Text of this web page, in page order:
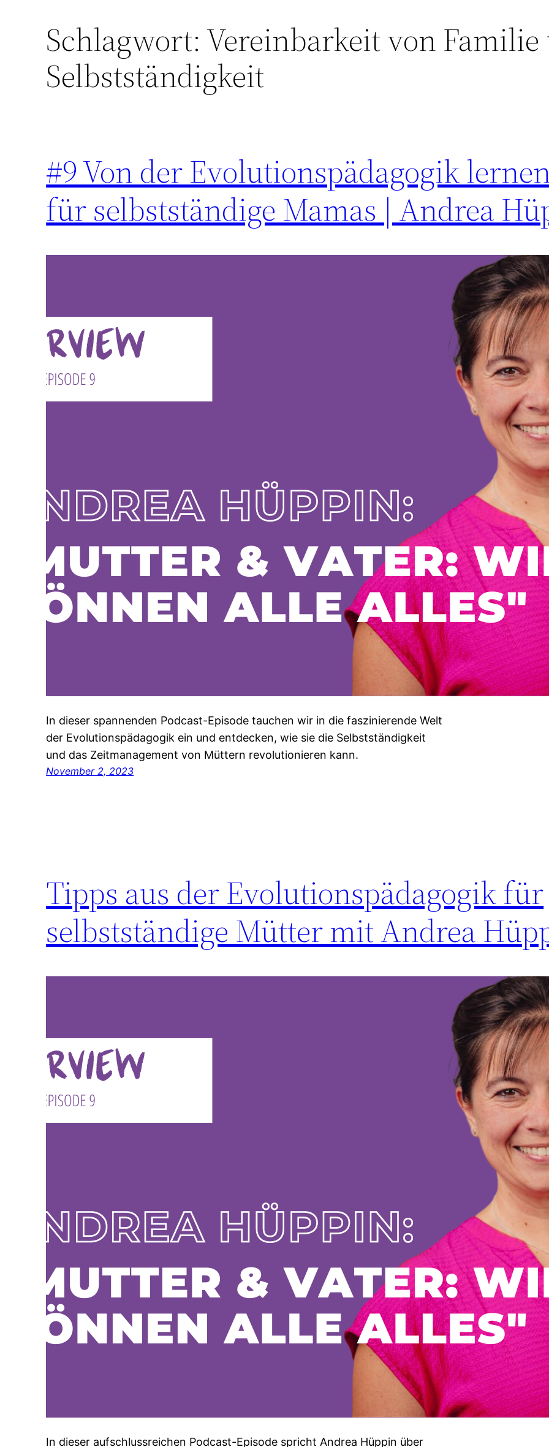
springen
Schlagwort: Vereinbarkeit von
Selbstständigkeit
#9 Von der Evolutionspädagogik
für selbstständige Mamas | Andrea
In dieser spannenden Podcast-Episode tauchen wir in die faszinierende Welt
der Evolutionspädagogik ein und entdecken, wie sie die Selbstständigkeit
und das Zeitmanagement von Müttern revolutionieren kann.
November 2, 2023
Tipps aus der Evolutionspädagogik für
selbstständige Mütter mit Andrea
In dieser aufschlussreichen Podcast-Episode spricht Andrea Hüppin über